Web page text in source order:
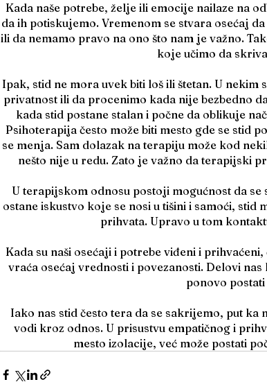
Kada naše potrebe, želje ili emocije nailaze na
da ih potiskujemo. Vremenom se stvara osećaj
ili da nemamo pravo na ono što nam je važno.
koje učimo da
Ipak, stid ne mora uvek biti loš ili štetan. U nekim
privatnost ili da procenimo kada nije bezbedno
kada stid postane stalan i počne da oblikuje
Psihoterapija često može biti mesto gde se stid
se menja. Sam dolazak na terapiju može kod
nešto nije u redu. Zato je važno da terapijski
U terapijskom odnosu postoji mogućnost da
ostane iskustvo koje se nosi u tišini i samoći, stid
prihvata. Upravo u tom
Kada su naši osećaji i potrebe viđeni i
vraća osećaj vrednosti i povezanosti. Delovi
ponovo
Iako nas stid često tera da se sakrijemo, put
vodi kroz odnos. U prisustvu empatičnog i
mesto izolacije, već može postati